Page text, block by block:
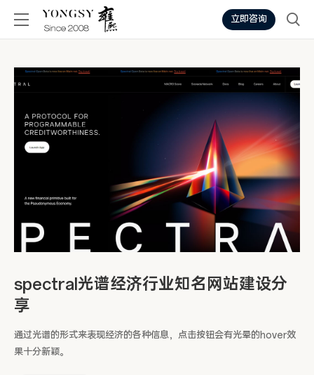
立即咨询
spectral光谱经济行业知名网站建设分
享
通过光谱的形式来表现经济的各种信息，点击按钮会有光晕的hover效
果十分新颖。